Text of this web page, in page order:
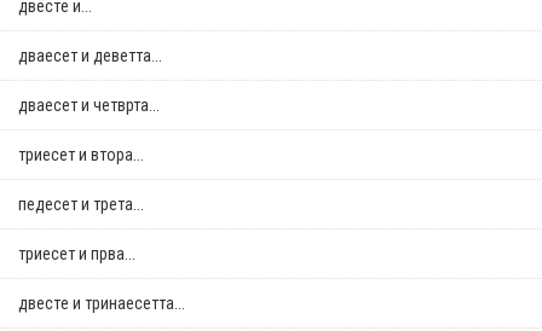
двестe и...
дваесет и деветта...
дваесет и четврта...
триесет и втора...
педесет и трета...
триесет и прва...
двестe и тринаесетта...